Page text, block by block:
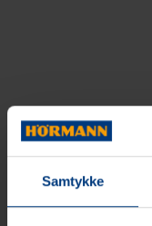
Samtykke